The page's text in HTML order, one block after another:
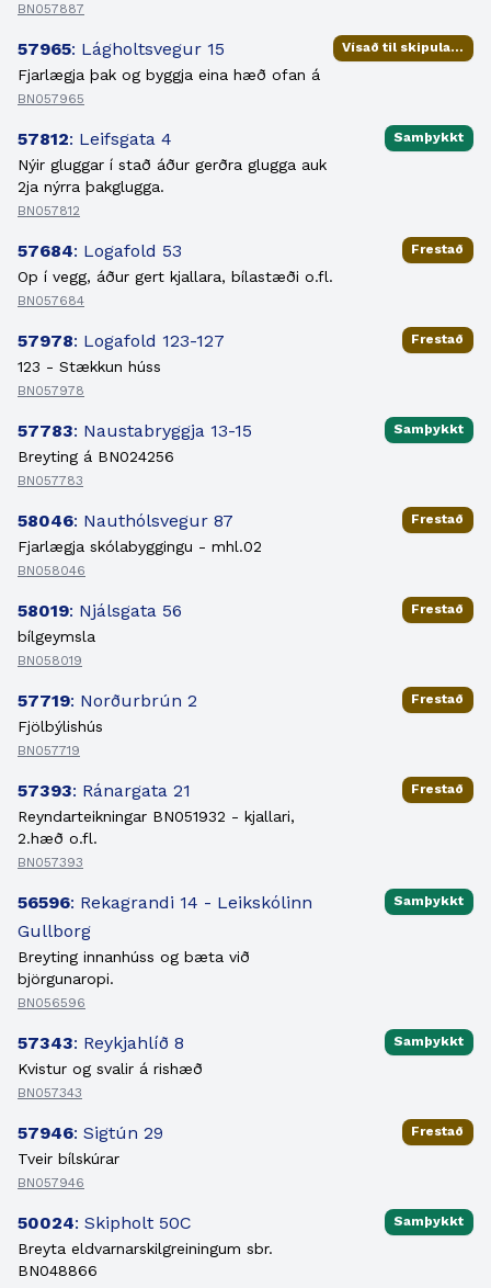
BN057887
57965: Lágholtsvegur 15
Fjarlægja þak og byggja eina hæð ofan á
BN057965
Vísað til skipulagsfulltrúa
57812: Leifsgata 4
Nýir gluggar í stað áður gerðra glugga auk
2ja nýrra þakglugga.
BN057812
Samþykkt
57684: Logafold 53
Op í vegg, áður gert kjallara, bílastæði o.fl.
BN057684
Frestað
57978: Logafold 123-127
123 - Stækkun húss
BN057978
Frestað
57783: Naustabryggja 13-15
Breyting á BN024256
BN057783
Samþykkt
58046: Nauthólsvegur 87
Fjarlægja skólabyggingu - mhl.02
BN058046
Frestað
58019: Njálsgata 56
bílgeymsla
BN058019
Frestað
57719: Norðurbrún 2
Fjölbýlishús
BN057719
Frestað
57393: Ránargata 21
Reyndarteikningar BN051932 - kjallari,
2.hæð o.fl.
BN057393
Frestað
56596: Rekagrandi 14 - Leikskólinn
Gullborg
Breyting innanhúss og bæta við
björgunaropi.
BN056596
Samþykkt
57343: Reykjahlíð 8
Kvistur og svalir á rishæð
BN057343
Samþykkt
57946: Sigtún 29
Tveir bílskúrar
BN057946
Frestað
50024: Skipholt 50C
Breyta eldvarnarskilgreiningum sbr.
BN048866
Samþykkt